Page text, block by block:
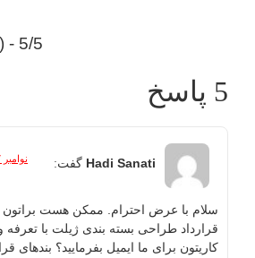
5/5 - (2 امتیاز)
5 پاسخ
Hadi Sanati گفت: نوامبر 17, 2022 در 12:46 ب.ظ
سلام با عرض احترام. ممکن هست
قرارداد طراحی بسته بندی ژیلت با
کاریتون برای ما ایمیل بفرمایید؟ بندهای